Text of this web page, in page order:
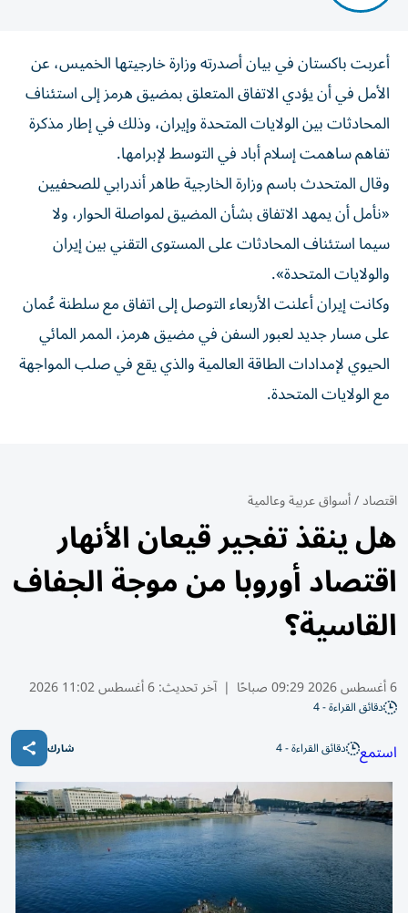
أعربت باكستان في بيان أصدرته وزارة خارجيتها الخميس، عن
الأمل في أن يؤدي الاتفاق المتعلق بمضيق هرمز إلى استئناف
المحادثات بين الولايات المتحدة وإيران، وذلك في إطار مذكرة
تفاهم ساهمت إسلام أباد في التوسط لإبرامها.
وقال المتحدث باسم وزارة الخارجية طاهر أندرابي للصحفيين
«نأمل أن يمهد الاتفاق بشأن المضيق لمواصلة الحوار، ولا
سيما استئناف المحادثات على المستوى التقني بين إيران
والولايات المتحدة».
وكانت إيران أعلنت الأربعاء التوصل إلى اتفاق مع سلطنة عُمان
على مسار جديد لعبور السفن في مضيق هرمز، الممر المائي
الحيوي لإمدادات الطاقة العالمية والذي يقع في صلب المواجهة
مع الولايات المتحدة.
اقتصاد/أسواق عربية وعالمية
هل ينقذ تفجير قيعان الأنهار
اقتصاد أوروبا من موجة الجفاف
القاسية؟
6 أغسطس 2026 09:29 صباحًا | آخر تحديث:6 أغسطس 11:02 2026
دقائق القراءة - 4
استمع دقائق القراءة - 4 شارك